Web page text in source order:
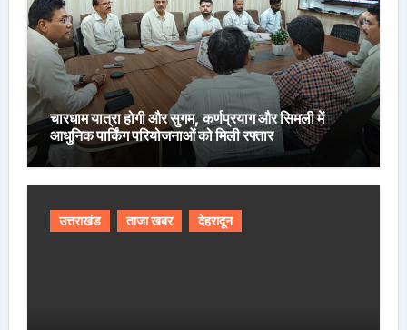
चारधाम यात्रा होगी और सुगम, कर्णप्रयाग और सिमली में
आधुनिक पार्किंग परियोजनाओं को मिली रफ्तार
उत्तराखंड ताजा खबर देहरादून